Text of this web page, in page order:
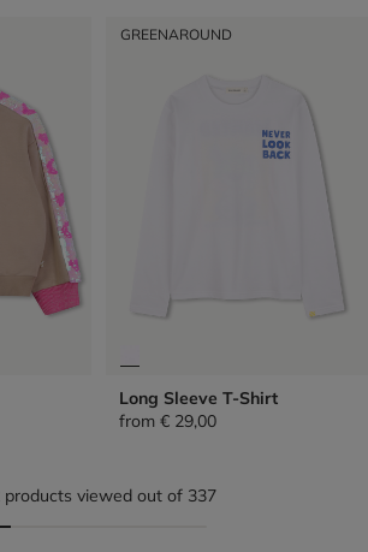
GREENAROUND
Long Sleeve T-Shirt
from € 29,00
products viewed out of 337